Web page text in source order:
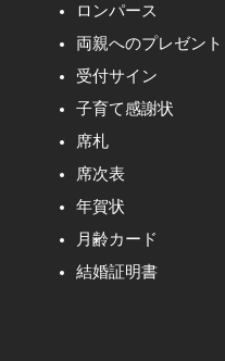
ロンパース
両親へのプレゼント
受付サイン
子育て感謝状
席札
席次表
年賀状
月齢カード
結婚証明書